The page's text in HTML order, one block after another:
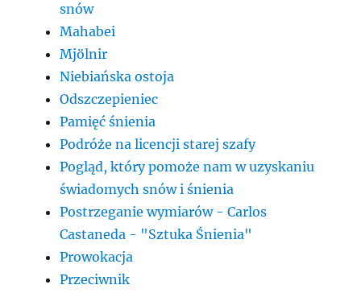
snów
Mahabei
Mjölnir
Niebiańska ostoja
Odszczepieniec
Pamięć śnienia
Podróże na licencji starej szafy
Pogląd, który pomoże nam w uzyskaniu
świadomych snów i śnienia
Postrzeganie wymiarów - Carlos
Castaneda - "Sztuka Śnienia"
Prowokacja
Przeciwnik